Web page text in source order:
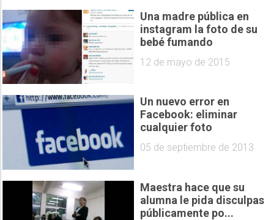
Una madre pública en
instagram la foto de su
bebé fumando
12 de mayo de 2015
Un nuevo error en
Facebook: eliminar
cualquier foto
05 de septiembre de 2013
Maestra hace que su
alumna le pida disculpas
públicamente po...